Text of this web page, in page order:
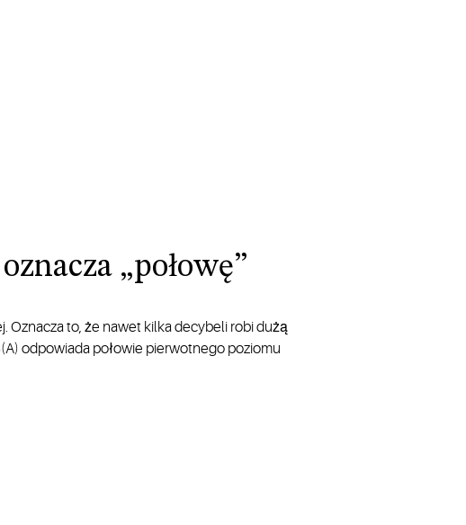
„połowę”
Oznacza to, że nawet kilka decybeli robi dużą
odpowiada połowie pierwotnego poziomu